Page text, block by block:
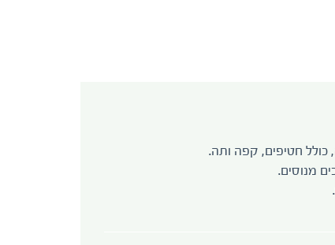
כולל חטיפים, קפה ותה.
מנוסים.